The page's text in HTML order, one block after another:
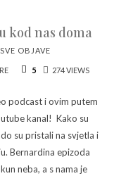
kod nas doma
SVE OBJAVE
5 274 VIEWS
podcast i ovim putem
kanal! Kako su
su pristali na svjetla i
Bernardina epizoda
neba, a s nama je